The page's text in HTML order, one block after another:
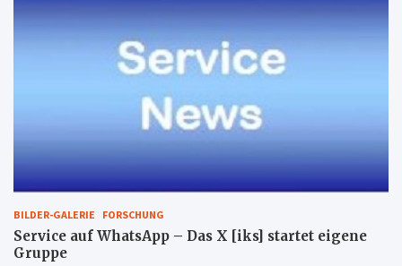
BILDER-GALERIE FORSCHUNG
Service auf WhatsApp – Das X [iks] startet eigene
Gruppe